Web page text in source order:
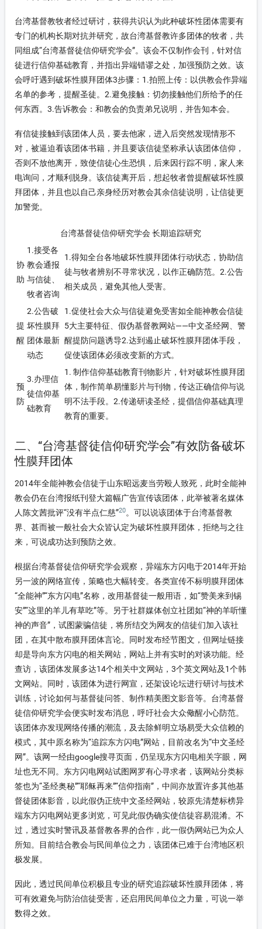
台湾基督教牧者经过研讨，获得共识认为此种破坏性团体需要有
专门的机构长期对抗并研究，故台湾基督教许多团体的牧者，共
同组成“台湾基督徒信仰研究学会”。该会不仅制作会刊，针对信
徒进行信仰基础教育，并指出异端错谬之处，加强预防之效。该
会呼吁遇到破坏性膜拜团体3步骤：1.拍照上传：以供教会作异端
名单的参考，提醒圣徒。2.避免接触：切勿接触他们所给予的任
何东西。3.告诉教会：和教会的负责弟兄说明，并告知本会。
有信徒接触到该团体人员，要去他家，进入后突然发现情形不
对，被逼迫看该团体书籍，并且要该信徒坚称承认该团体信仰，
否则不放他离开，致使信徒心生恐惧，后来因行踪不明，家人来
电询问，才顺利脱身。该信徒离开后，想起牧者曾提醒破坏性膜
拜团体，并且也以自己亲身经历对教会其余信徒说明，让信徒更
加警觉。
台湾基督徒信仰研究学会 长期追踪研究
协
助
1.接受各
教会通报
与信徒、
牧者咨询
1.得知全台各地破坏性膜拜团体行动状态，协助信
徒与牧者辨别不寻常状况，以作正确防范。2.公告
相关成员，避免其他人受害。
提
醒
2.公告破
坏性膜拜
团体最新
动态
1.促使社会大众与信徒避免受害如全能神教会信徒
5大主要特征、假伪基督教网站——中文圣经网、警
醒提防问题诱导2.达到遏止破坏性膜拜团体手段，
促使该团体必须改变新的方式。
预
防
3.办理信
徒信仰基
础教育
1. 制作信仰基础教育刊物影片，针对破坏性膜拜团
体，制作简单易懂影片与刊物，传达正确信仰与说
明不法手段。2.传递研读圣经，提倡信仰基础真理
教育的重要。
二、“台湾基督徒信仰研究学会”有效防备破坏
性膜拜团体
2014年全能神教会信徒于山东昭远麦当劳殴人致死，此时全能神
教会仍在台湾报纸刊登大篇幅广告宣传该团体，此举被著名媒体
人陈文茜批评“没有半点仁慈”20。可以说该团体于台湾基督教
界、甚而被一般社会大众皆认定为破坏性膜拜团体，拒绝与之往
来，可说成功达到预防之效。
根据台湾基督徒信仰研究学会观察，异端东方闪电于2014年开始
另一波的网络宣传，策略也大幅转变。各类宣传不标明膜拜团体
“全能神”“东方闪电”名称，改用基督徒一般用语，如“赞美来到锡
安”“这里的羊儿有草吃”等。另于社群媒体创立社团如“神的羊听懂
神的声音”，试图蒙骗信徒，将所结交为网友的信徒们加入该社
团，在其中散布膜拜团体言论。同时发布经节图文，但网址链接
却是导向东方闪电的相关网站，网站上并有实时的对谈功能。经
查访，该团体发展多达14个相关中文网站，3个英文网站及1个韩
文网站。同时，该团体为进行网宣，还架设论坛进行研讨与技术
训练，讨论如何与基督徒问答、制作精美图文影音等。台湾基督
徒信仰研究学会便实时发布消息，呼吁社会大众儆醒小心防范。
该团体亦发现网络传播的潮流，及去除鲜明立场易受大众信赖的
模式，其中原名称为“追踪东方闪电”网站，目前改名为“中文圣经
网”。该网一经由google搜寻页面，仍呈现东方闪电相关字眼，网
址也无不同。东方闪电网站试图网罗有心寻求者，该网站分类标
签也为“圣经奥秘”“耶稣再来”“信仰指南”，中间亦放置许多其他基
督徒团体影音，以此假伪正统中文圣经网站，较原先清楚标榜异
端东方闪电网站更多浏览，可见此假伪确实使信徒容易混淆。不
过，透过实时警讯及基督教各界的合作，此一假伪网站已为众人
所知。目前结合教会与民间单位之力，该团体已难于台湾地区积
极发展。
因此，透过民间单位积极且专业的研究追踪破坏性膜拜团体，将
可有效避免与防治信徒受害，还启用民间单位之力量，可说一举
数得之效。